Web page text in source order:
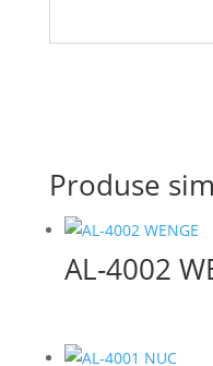
Produse
AL-4002